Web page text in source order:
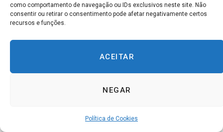
como comportamento de navegação ou IDs exclusivos neste site. Não
consentir ou retirar o consentimento pode afetar negativamente certos
recursos e funções.
ACEITAR
NEGAR
Política de Cookies
parecer estranho, mas na época desse profundo
despertar, eu não sabia o que era. Como eu disse no
Sem dúvida, isso continuará a se desembalar
período de adaptação depois disso. Existem alguns